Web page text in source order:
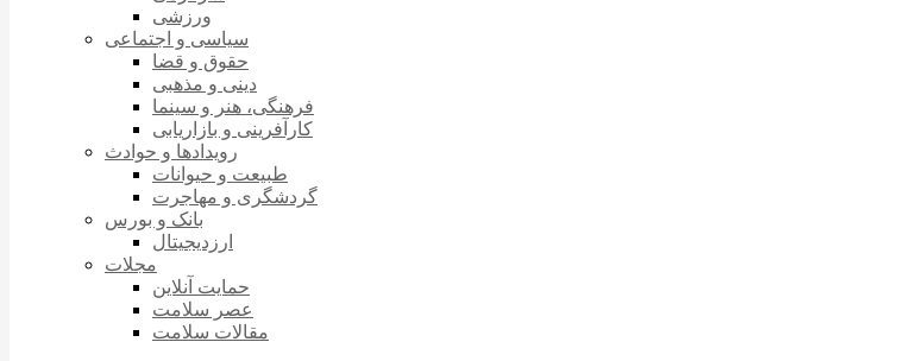
ورزشی
سیاسی و اجتماعی
حقوق و قضا
دینی و مذهبی
فرهنگی، هنر و سینما
کارآفرینی و بازاریابی
رویدادها و حوادث
طبیعت و حیوانات
گردشگری و مهاجرت
بانک و بورس
ارزدیجیتال
مجلات
حمایت آنلاین
عصر سلامت
مقالات سلامت